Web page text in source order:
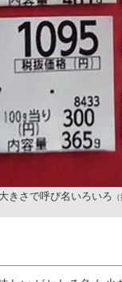
きさで呼び名いろいろ